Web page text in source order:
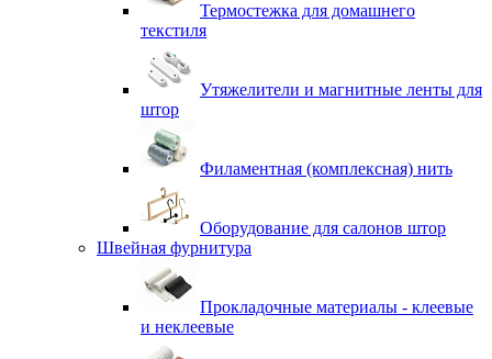
Термостежка для домашнего
текстиля
Утяжелители и магнитные ленты для
штор
Филаментная (комплексная) нить
Оборудование для салонов штор
Швейная фурнитура
Прокладочные материалы - клеевые
и неклеевые